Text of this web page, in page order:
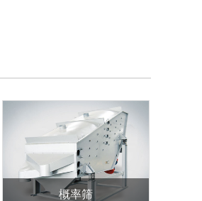
概率筛